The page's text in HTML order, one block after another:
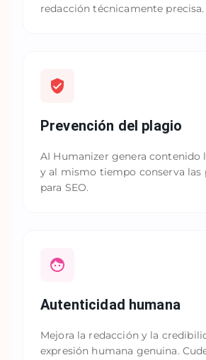
redacción técnicamente precisa.
Prevención del plagio
AI Humanizer genera contenido
y al mismo tiempo conserva las
para SEO.
Autenticidad humana
Mejora la redacción y la
expresión humana genuina.